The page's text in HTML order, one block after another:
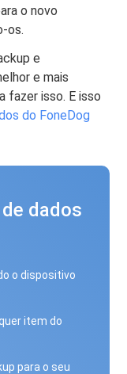
o novo
os.
e
e mais
fazer isso. E isso
do FoneDog
dados
o dispositivo
item do
para o seu